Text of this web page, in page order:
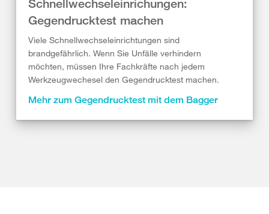
Schnellwechseleinrichungen:
Gegendrucktest machen
Viele Schnellwechseleinrichtungen sind
brandgefährlich. Wenn Sie Unfälle verhindern
möchten, müssen Ihre Fachkräfte nach jedem
Werkzeugwechesel den Gegendrucktest machen.
Mehr zum Gegendrucktest mit dem Bagger